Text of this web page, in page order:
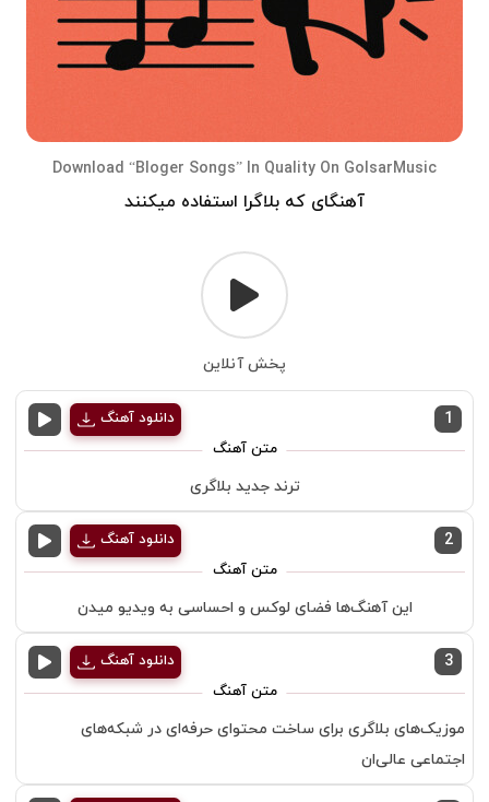
Download “Bloger Songs” In Quality On GolsarMusic
آهنگای که بلاگرا استفاده میکنند
پخش آنلاین
1 دانلود آهنگ
ترند جدید بلاگری
2 دانلود آهنگ
این آهنگ‌ها فضای لوکس و احساسی به ویدیو میدن
3 دانلود آهنگ
موزیک‌های بلاگری برای ساخت محتوای حرفه‌ای در شبکه‌های
اجتماعی عالی‌ان